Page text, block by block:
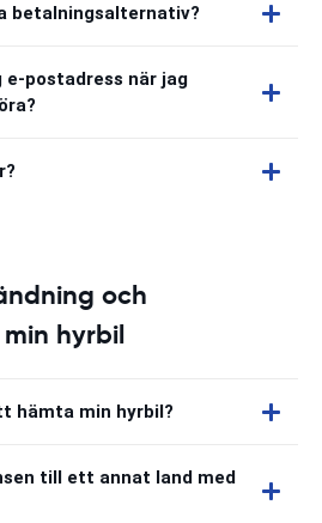
betalningsalternativ?
postadress när jag
och
hyrbil
hämta min hyrbil?
till ett annat land med